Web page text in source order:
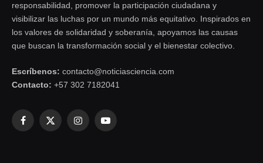
responsabilidad, promover la participación ciudadana y
visibilizar las luchas por un mundo más equitativo. Inspirados en
los valores de solidaridad y soberanía, apoyamos las causas
que buscan la transformación social y el bienestar colectivo.
Escríbenos: contacto@noticiasciencia.com
Contacto: +57 302 7182041
Facebook
X
InstagramYouTube